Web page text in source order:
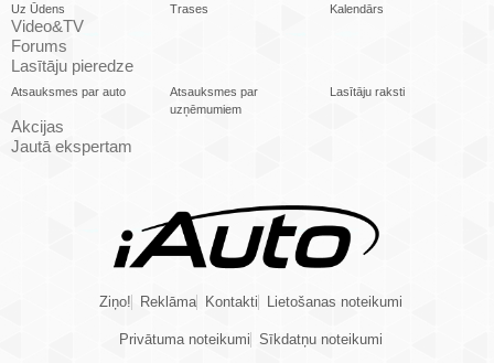
Uz Ūdens
Trases Kalendārs
Video&TV
Forums
Lasītāju pieredze
Atsauksmes par auto
Atsauksmes par
uzņēmumiem
Lasītāju raksti
Akcijas
Jautā ekspertam
Ziņo! Reklāma Kontakti Lietošanas noteikumi
Privātuma noteikumi Sīkdatņu noteikumi